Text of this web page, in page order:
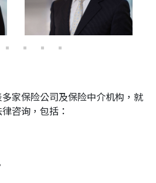
联络我们
地点
家保险公司及保险中介机构，就
咨询，包括：